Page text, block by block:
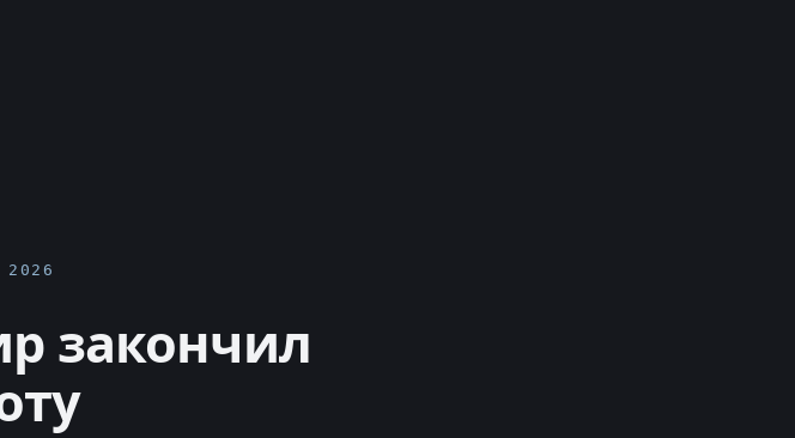
закончил